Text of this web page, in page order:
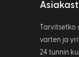
varten ja
24 tunnin